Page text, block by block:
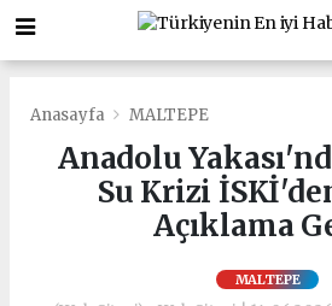
Anasayfa MALTEPE
Anadolu
Su Krizi
Açıklama
MALTEPE